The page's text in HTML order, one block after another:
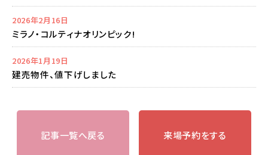
2026年2月16日
ミラノ・コルティナオリンピック!
2026年1月19日
建売物件、値下げしました
記事一覧へ戻る 来場予約をする